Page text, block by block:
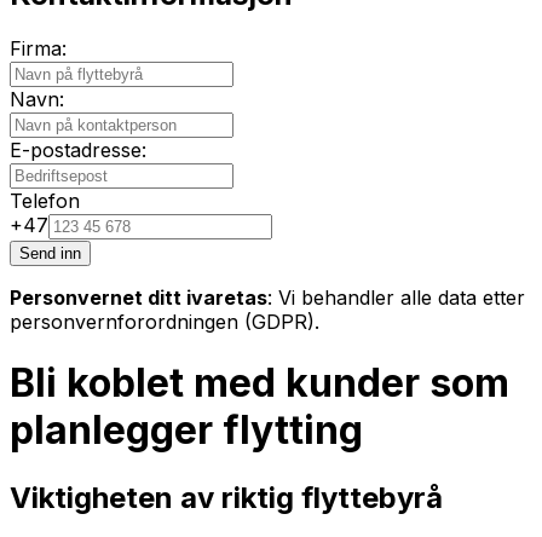
Firma:
Navn:
E-postadresse:
Telefon
+47
Send inn
Personvernet ditt ivaretas: Vi behandler alle data etter
personvernforordningen (GDPR).
Bli koblet med kunder som
planlegger flytting
Viktigheten av riktig flyttebyrå